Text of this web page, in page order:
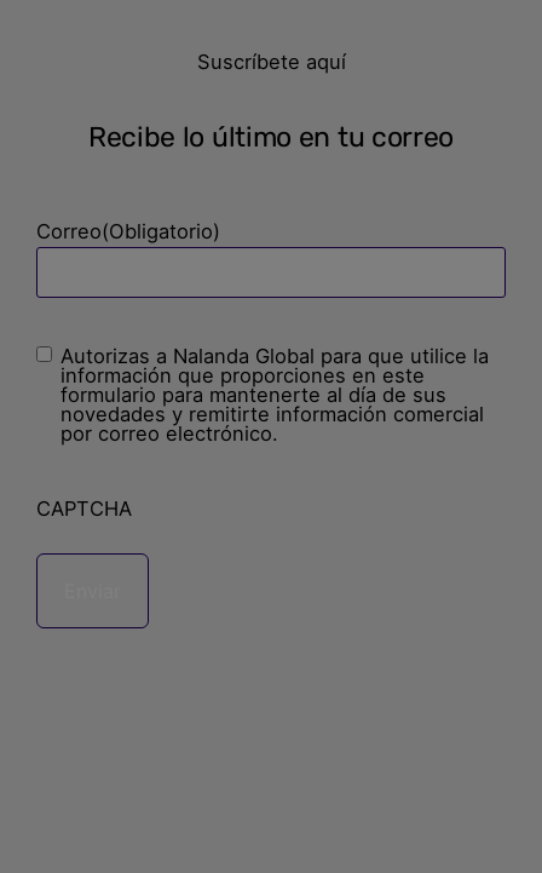
Suscríbete aquí
Recibe lo último en tu correo
Correo(Obligatorio)
Sin
nombre(Obligatorio)
Autorizas a Nalanda Global para que utilice la
información que proporciones en este
formulario para mantenerte al día de sus
novedades y remitirte información comercial
por correo electrónico.
CAPTCHA